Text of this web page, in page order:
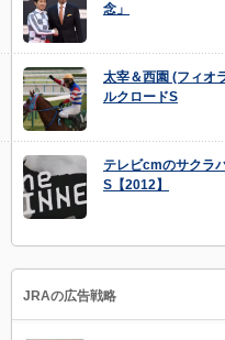
念」
太宰＆西園 (フィオ
ルクロードS
テレビcmのサクラ
S【2012】
JRAの広告戦略